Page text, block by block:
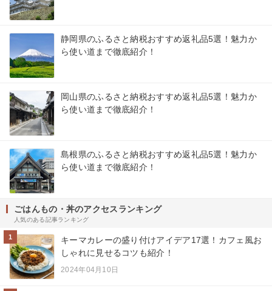
静岡県のふるさと納税おすすめ返礼品5選！魅力か
ら使い道まで徹底紹介！
岡山県のふるさと納税おすすめ返礼品5選！魅力か
ら使い道まで徹底紹介！
島根県のふるさと納税おすすめ返礼品5選！魅力か
ら使い道まで徹底紹介！
ごはんもの・丼のアクセスランキング
人気のある記事ランキング
1
キーマカレーの盛り付けアイデア17選！カフェ風お
しゃれに見せるコツも紹介！
2024年04月10日